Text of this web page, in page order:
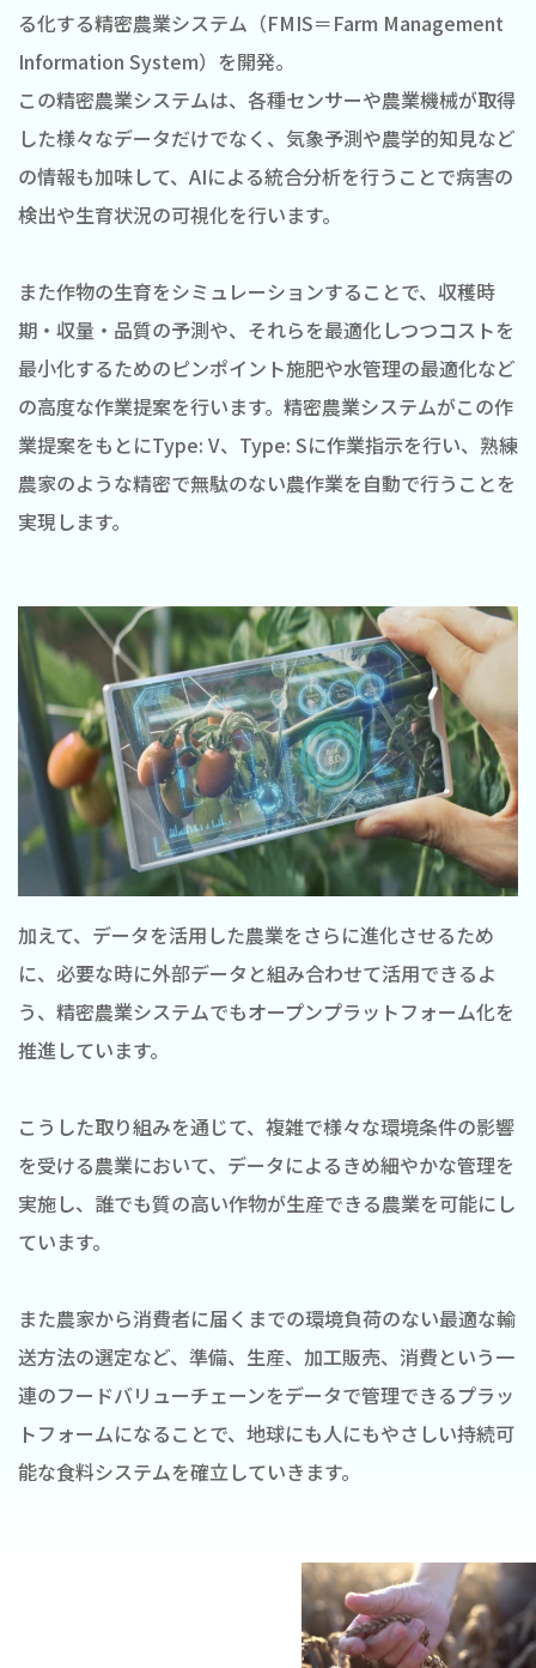
る化する精密農業システム（FMIS＝Farm Management
Information System）を開発。
この精密農業システムは、各種センサーや農業機械が取得
した様々なデータだけでなく、気象予測や農学的知見など
の情報も加味して、AIによる統合分析を行うことで病害の
検出や生育状況の可視化を行います。
また作物の生育をシミュレーションすることで、収穫時
期・収量・品質の予測や、それらを最適化しつつコストを
最小化するためのピンポイント施肥や水管理の最適化など
の高度な作業提案を行います。精密農業システムがこの作
業提案をもとにType: V、Type: Sに作業指示を行い、熟練
農家のような精密で無駄のない農作業を自動で行うことを
実現します。
加えて、データを活用した農業をさらに進化させるため
に、必要な時に外部データと組み合わせて活用できるよ
う、精密農業システムでもオープンプラットフォーム化を
推進しています。
こうした取り組みを通じて、複雑で様々な環境条件の影響
を受ける農業において、データによるきめ細やかな管理を
実施し、誰でも質の高い作物が生産できる農業を可能にし
ています。
また農家から消費者に届くまでの環境負荷のない最適な輸
送方法の選定など、準備、生産、加工販売、消費という一
連のフードバリューチェーンをデータで管理できるプラッ
トフォームになることで、地球にも人にもやさしい持続可
能な食料システムを確立していきます。